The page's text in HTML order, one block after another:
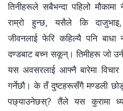
तिनीहरूले सबैभन्दा पहिलो
राम्रो हुन्छ, यसैले कि दाजुभाइ,
जीवनलाई फेरि कहिल्यै पनि बाधा
दण्डबाट बच्न सकून्। तिमीहरू जो
यस अवसरलाई आफ्नै बारेमा विचार
गर्नेछौ। के तँ दुष्टहरूसँगै मण्डली
पछ्याउनेछस्? तैंले यस कुरामा